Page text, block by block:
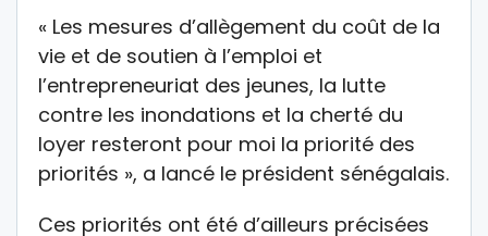
« Les mesures d’allègement du coût de la
vie et de soutien à l’emploi et
l’entrepreneuriat des jeunes, la lutte
contre les inondations et la cherté du
loyer resteront pour moi la priorité des
priorités », a lancé le président sénégalais.
Ces priorités ont été d’ailleurs précisées